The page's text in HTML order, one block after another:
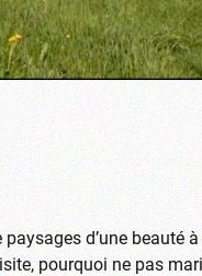
d’une beauté
pourquoi ne pas